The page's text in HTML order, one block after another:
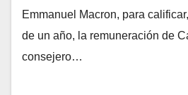
Emmanuel Macron, para
de un año, la remuneración de
consejero…